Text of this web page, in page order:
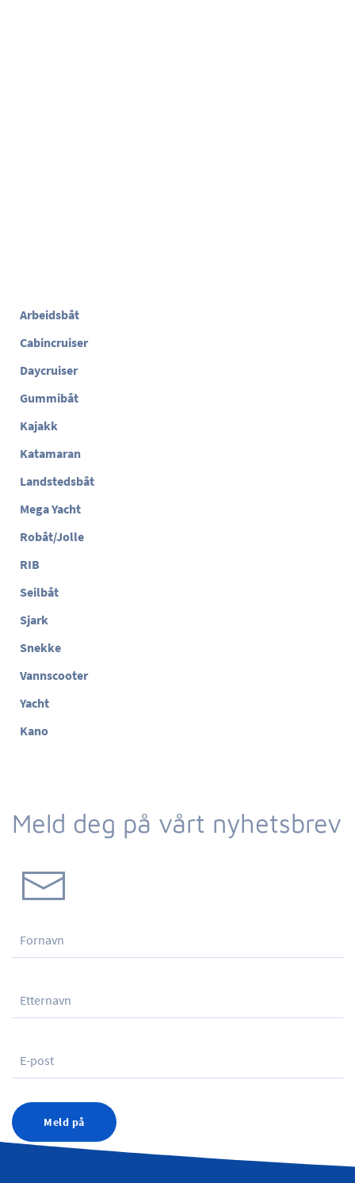
Arbeidsbåt
Cabincruiser
Daycruiser
Gummibåt
Kajakk
Katamaran
Landstedsbåt
Mega Yacht
Robåt/Jolle
RIB
Seilbåt
Sjark
Snekke
Vannscooter
Yacht
Kano
Meld deg på vårt nyhetsbrev
Meld på